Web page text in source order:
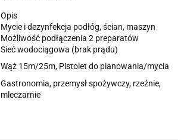
Opis
Mycie i dezynfekcja podłóg, ścian, maszyn
Możliwość podłączenia 2 preparatów
Sieć wodociągowa (brak prądu)
Wąż 15m/25m, Pistolet do pianowania/mycia
Gastronomia, przemysł spożywczy, rzeźnie,
mleczarnie